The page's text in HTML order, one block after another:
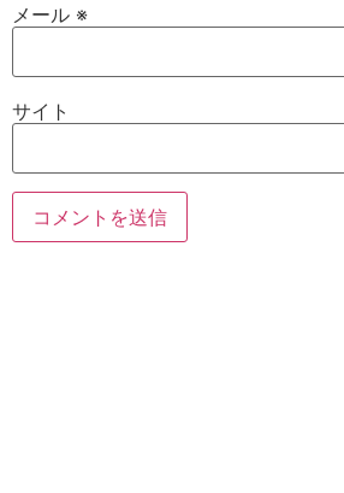
メール ※
サイト